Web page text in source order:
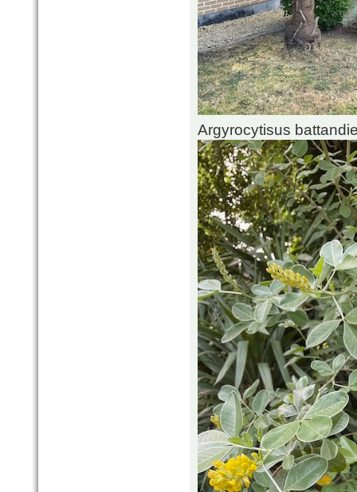
Argyrocytisus